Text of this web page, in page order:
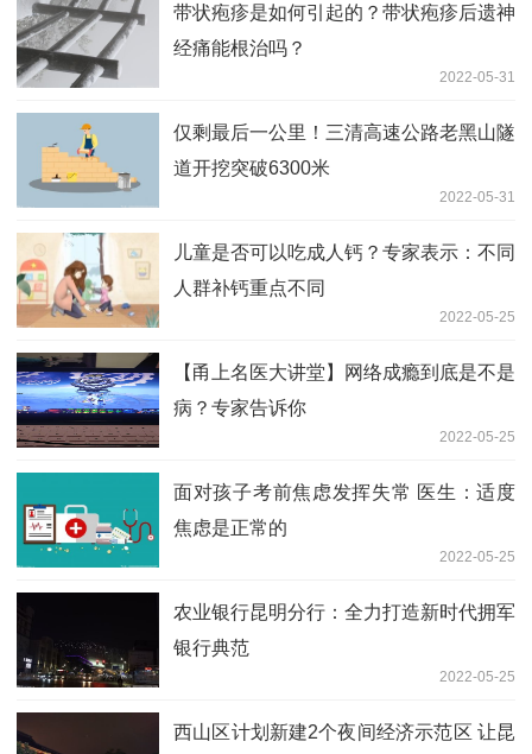
带状疱疹是如何引起的？带状疱疹后遗神
经痛能根治吗？
2022-05-31
仅剩最后一公里！三清高速公路老黑山隧
道开挖突破6300米
2022-05-31
儿童是否可以吃成人钙？专家表示：不同
人群补钙重点不同
2022-05-25
【甬上名医大讲堂】网络成瘾到底是不是
病？专家告诉你
2022-05-25
面对孩子考前焦虑发挥失常 医生：适度
焦虑是正常的
2022-05-25
农业银行昆明分行：全力打造新时代拥军
银行典范
2022-05-25
西山区计划新建2个夜间经济示范区 让昆